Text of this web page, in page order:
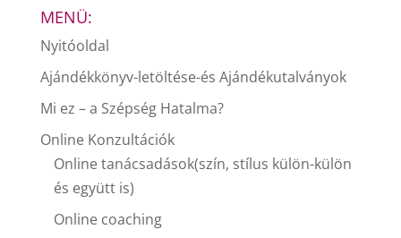
MENÜ:
Nyitóoldal
Ajándékkönyv-letöltése-és Ajándékutalványok
Mi ez – a Szépség Hatalma?
Online Konzultációk
Online tanácsadások(szín, stílus külön-külön
és együtt is)
Online coaching